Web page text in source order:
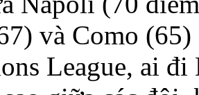
và Como
League, ai